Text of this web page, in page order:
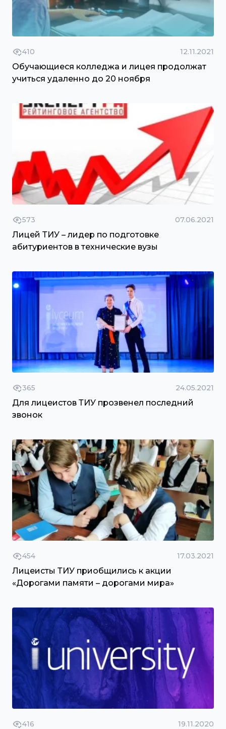
410 12.11.2021
Обучающиеся колледжа и лицея продолжат
учиться удаленно до 20 ноября
573 07.06.2021
Лицей ТИУ – лидер по подготовке
абитуриентов в технические вузы
365 24.05.2021
Для лицеистов ТИУ прозвенел последний
звонок
454 17.03.2021
Лицеисты ТИУ приобщились к акции
«Дорогами памяти – дорогами мира»
416 19.11.2020